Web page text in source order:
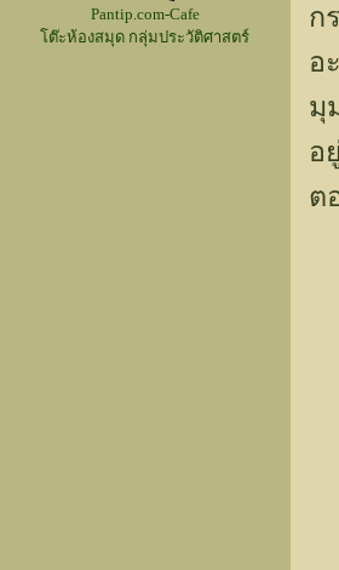
Pantip.com-Cafe
โต๊ะห้องสมุด กลุ่มประวัติศาสตร์
ก
อ
มุ
อ
ต